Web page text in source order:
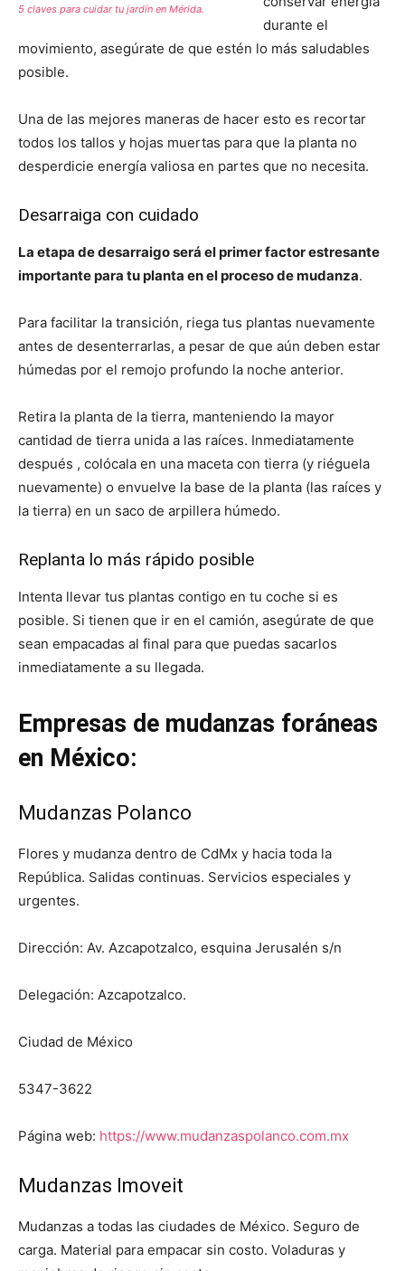
5 claves para cuidar tu jardín en Mérida.
durante el
movimiento, asegúrate de que estén lo más saludables
posible.
Una de las mejores maneras de hacer esto es recortar
todos los tallos y hojas muertas para que la planta no
desperdicie energía valiosa en partes que no necesita.
Desarraiga con cuidado
La etapa de desarraigo será el primer factor estresante
importante para tu planta en el proceso de mudanza.
Para facilitar la transición, riega tus plantas nuevamente
antes de desenterrarlas, a pesar de que aún deben estar
húmedas por el remojo profundo la noche anterior.
Retira la planta de la tierra, manteniendo la mayor
cantidad de tierra unida a las raíces. Inmediatamente
después , colócala en una maceta con tierra (y riéguela
nuevamente) o envuelve la base de la planta (las raíces y
la tierra) en un saco de arpillera húmedo.
Replanta lo más rápido posible
Intenta llevar tus plantas contigo en tu coche si es
posible. Si tienen que ir en el camión, asegúrate de que
sean empacadas al final para que puedas sacarlos
inmediatamente a su llegada.
Empresas de mudanzas foráneas
en México:
Mudanzas Polanco
Flores y mudanza dentro de CdMx y hacia toda la
República. Salidas continuas. Servicios especiales y
urgentes.
Dirección: Av. Azcapotzalco, esquina Jerusalén s/n
Delegación: Azcapotzalco.
Ciudad de México
5347-3622
Página web: https://www.mudanzaspolanco.com.mx
Mudanzas Imoveit
Mudanzas a todas las ciudades de México. Seguro de
carga. Material para empacar sin costo. Voladuras y